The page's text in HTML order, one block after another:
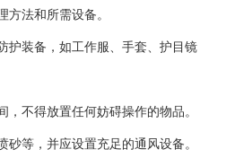
法和所需设备。
装备，如工作服、手套、护目镜
不得放置任何妨碍操作的物品。
等，并应设置充足的通风设备。